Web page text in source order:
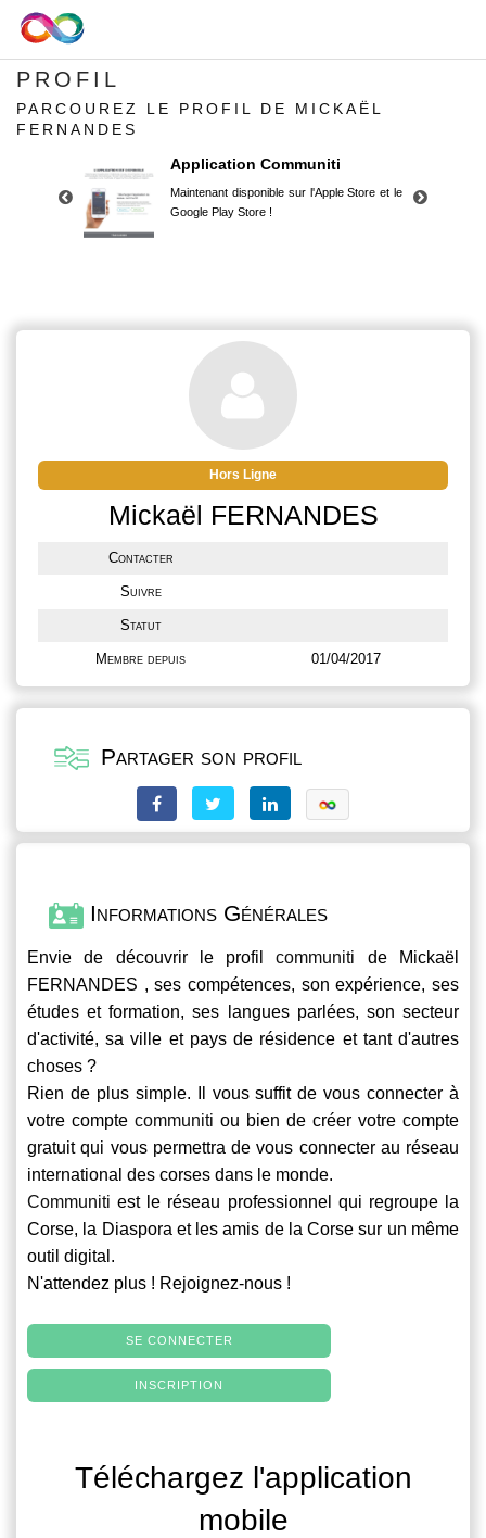
PROFIL
PARCOUREZ LE PROFIL DE MICKAËL
FERNANDES
Application Communiti
Maintenant disponible sur l'Apple Store et le
Google Play Store !
Google Play Store !
Hors Ligne
Mickaël FERNANDES
Contacter
Suivre
Statut
Membre depuis 01/04/2017
Partager son profil
Informations Générales
Envie de découvrir le profilcommuniti de Mickaël
FERNANDES , ses compétences, son expérience, ses
études et formation, ses langues parlées, son secteur
d'activité, sa ville et pays de résidence et tant d'autres
choses ?
Rien de plus simple. Il vous suffit de vous connecter à
votre compte communiti ou bien de créer votre compte
gratuit qui vous permettra de vous connecter au réseau
international des corses dans le monde.
Communiti est le réseau professionnel qui regroupe la
Corse, la Diaspora et les amis de la Corse sur un même
outil digital.
N'attendez plus ! Rejoignez-nous !
SE CONNECTER
INSCRIPTION
Téléchargez l'application
mobile